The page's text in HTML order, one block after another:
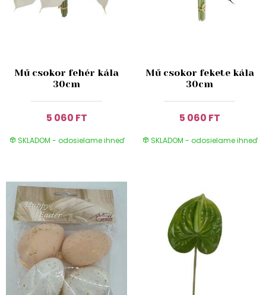
Mű csokor fehér kála
30cm
5 060 FT
SKLADOM - odosielame ihneď
Mű csokor fekete kála
30cm
5 060 FT
SKLADOM - odosielame ihneď